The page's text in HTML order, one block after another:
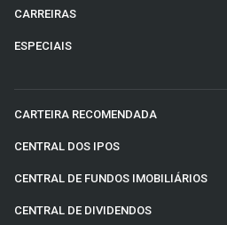
CARREIRAS
ESPECIAIS
CARTEIRA RECOMENDADA
CENTRAL DOS IPOS
CENTRAL DE FUNDOS IMOBILIÁRIOS
CENTRAL DE DIVIDENDOS